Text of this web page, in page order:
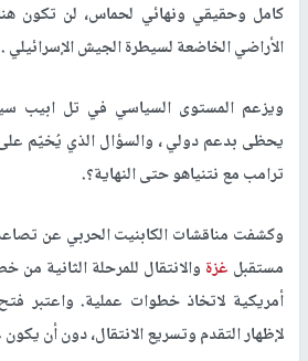
كامل وحقيقي ونهائي لحماس، لن تكون
الأراضي الخاضعة لسيطرة الجيش الإسرائيلي .
ويزعم المستوى السياسي في تل ابيب
يحظى بدعم دولي ، والسؤال الذي يُخيّم
ترامب مع نتنياهو حتى النهاية؟.
وكشفت مناقشات الكابنيت الحربي عن
مستقبل غزة والانتقال للمرحلة الثانية
أمريكية لاتخاذ خطوات عملية. واعتبر
لإظهار التقدم وتسريع الانتقال، دون أن